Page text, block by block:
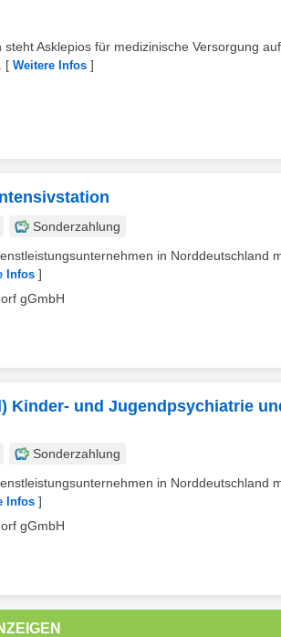
Asklepios für medizinische Versorgung auf
[ Weitere Infos ]
Sonderzahlung
in Norddeutschland
Infos ]
gGmbH
Kinder- und Jugendpsychiatrie
Sonderzahlung
in Norddeutschland
Infos ]
gGmbH